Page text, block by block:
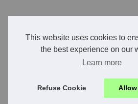
This website uses cookies to
the best experience on our
Learn more
Refuse Cookie